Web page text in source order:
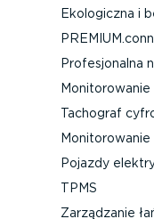
Ekologiczna i
Profe­sjo­nalna
Tachograf
Pojazdy
TPMS
Zarządzanie